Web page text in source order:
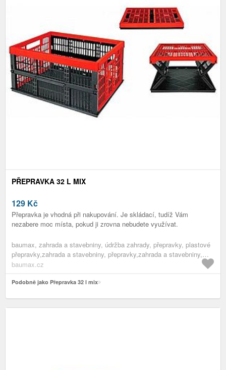
PŘEPRAVKA 32 L MIX
129 Kč
Přepravka je vhodná při nakupování. Je skládací, tudíž Vám
nezabere moc místa, pokud ji zrovna nebudete využívat.
baumax, zahrada a stavebniny, údržba zahrady, přepravky, plastové
přepravky,zahrada a stavebniny, přepravky,zahrada a stavebniny,
pomocníci do zahrady,zahrada a stavebniny, údržba zahrady,zahrada
baumax.cz
Podobně jako Přepravka 32 l mix